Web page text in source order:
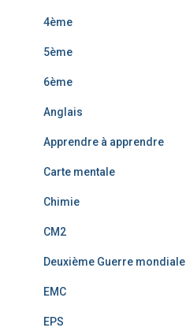
4ème
5ème
6ème
Anglais
Apprendre à apprendre
Carte mentale
Chimie
CM2
Deuxième Guerre mondiale
EMC
EPS